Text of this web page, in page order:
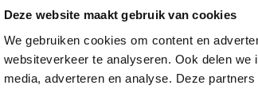
Deze website maakt gebruik van cookies
We gebruiken cookies om content en
websiteverkeer te analyseren. Ook delen
media, adverteren en analyse. Deze
6,6 266
316
366
De beschikbaarheid wordt meerdere keren per dag met
bijgewerkt. In de laatste stap voordat je je bestelling